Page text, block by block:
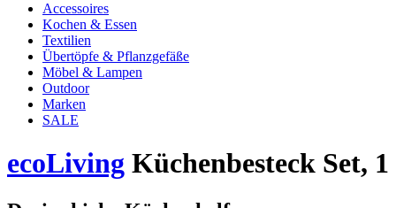
Accessoires
Kochen & Essen
Textilien
Übertöpfe & Pflanzgefäße
Möbel & Lampen
Outdoor
Marken
SALE
ecoLiving Küchenbesteck Set, 1